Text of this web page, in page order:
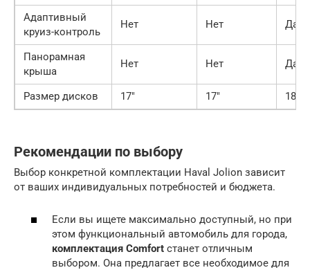
Адаптивный
круиз-контроль
Нет Нет Да
Панорамная
крыша
Нет Нет Да
Размер дисков 17″ 17″ 18″
Рекомендации по выбору
Выбор конкретной комплектации Haval Jolion зависит
от ваших индивидуальных потребностей и бюджета.
Если вы ищете максимально доступный, но при
этом функциональный автомобиль для города,
комплектация Comfort станет отличным
выбором. Она предлагает все необходимое для